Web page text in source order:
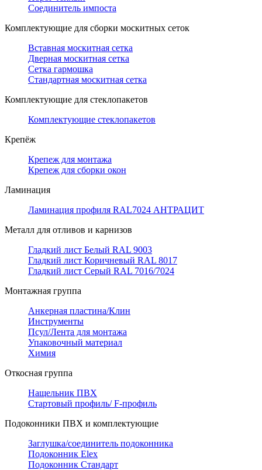
Соединитель импоста
Комплектующие для сборки москитных сеток
Вставная москитная сетка
Дверная москитная сетка
Сетка гармошка
Стандартная москитная сетка
Комплектующие для стеклопакетов
Комплектующие стеклопакетов
Крепёж
Крепеж для монтажа
Крепеж для сборки окон
Ламинация
Ламинация профиля RAL7024 АНТРАЦИТ
Металл для отливов и карнизов
Гладкий лист Белый RAL 9003
Гладкий лист Коричневый RAL 8017
Гладкий лист Серый RAL 7016/7024
Монтажная группа
Анкерная пластина/Клин
Инструменты
Псул/Лента для монтажа
Упаковочный материал
Химия
Откосная группа
Нащельник ПВХ
Стартовый профиль/ F-профиль
Подоконники ПВХ и комплектующие
Заглушка/соединитель подоконника
Подоконник Elex
Подоконник Стандарт